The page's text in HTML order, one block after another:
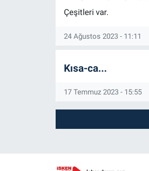
Çeşitleri var.
24 Ağustos 2023 - 11:11
Kısa-ca...
17 Temmuz 2023 - 15:55